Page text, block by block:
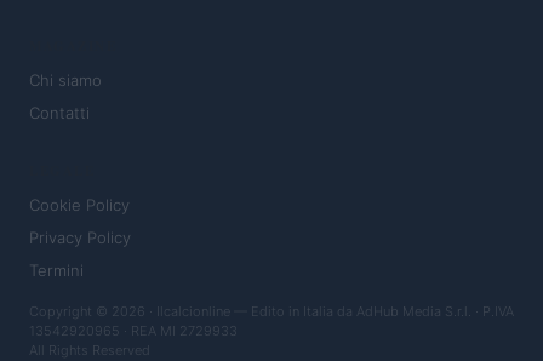
Chi siamo
Contatti
Cookie Policy
Privacy Policy
Termini
Copyright © 2026 · Ilcalcionline — Edito in Italia da AdHub Media S.r.l. · P.IVA
13542920965 · REA MI 2729933
All Rights Reserved